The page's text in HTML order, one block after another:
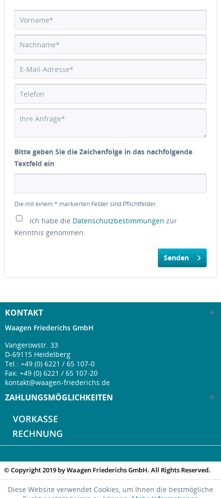
Bitte geben Sie die Zeichenfolge in das nachfolgende
Textfeld ein
Die mit einem * markierten Felder sind Pflichtfelder.
Ich habe die Datenschutzbestimmungen zur
Kenntnis genommen.
Senden
KONTAKT
Waagen Friederichs GmbH
Vangerowstr. 33
D-69115 Heidelberg
Tel.: +49 (0) 6221 / 65 107-0
Fax: +49 (0) 6221 / 65 107-20
kontakt@waagen-friederichs.de
ZAHLUNGSMÖGLICHKEITEN
© Copyright 2019 by Waagen Friederichs GmbH. All Rights Reserved.
Diese Website verwendet Cookies, um Ihnen die bestmögliche